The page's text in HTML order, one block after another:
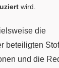
wird.
die
beteiligten
und die